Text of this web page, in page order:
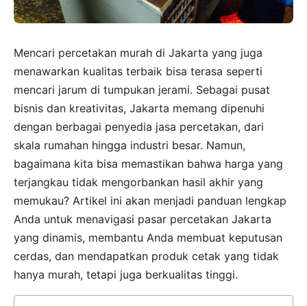
Mencari percetakan murah di Jakarta yang juga
menawarkan kualitas terbaik bisa terasa seperti
mencari jarum di tumpukan jerami. Sebagai pusat
bisnis dan kreativitas, Jakarta memang dipenuhi
dengan berbagai penyedia jasa percetakan, dari
skala rumahan hingga industri besar. Namun,
bagaimana kita bisa memastikan bahwa harga yang
terjangkau tidak mengorbankan hasil akhir yang
memukau? Artikel ini akan menjadi panduan lengkap
Anda untuk menavigasi pasar percetakan Jakarta
yang dinamis, membantu Anda membuat keputusan
cerdas, dan mendapatkan produk cetak yang tidak
hanya murah, tetapi juga berkualitas tinggi.